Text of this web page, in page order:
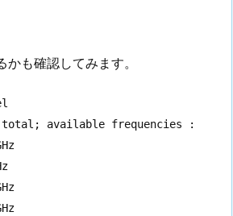
も確認してみます。
total; available frequencies :